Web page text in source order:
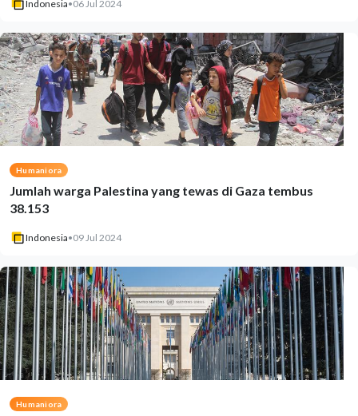
Indonesia•06 Jul 2024
Humaniora
Jumlah warga Palestina yang tewas di Gaza tembus
38.153
Indonesia•09 Jul 2024
Humaniora